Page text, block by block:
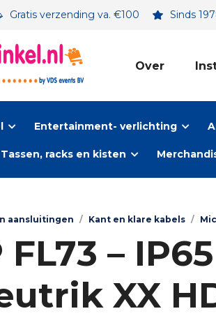
Gratis verzending va. €100 Sinds
Over
Entertainment- verlichting
Tassen, racks en kisten
aansluitingen / Kant en klare kabels /
FL73 –
XX